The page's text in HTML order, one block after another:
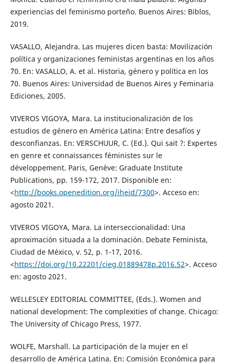
experiencias del feminismo porteño. Buenos Aires: Biblos,
2019.
VASALLO, Alejandra. Las mujeres dicen basta: Movilización
política y organizaciones feministas argentinas en los años
´70. En: VASALLO, A. et al. Historia, género y política en los
´70. Buenos Aires: Universidad de Buenos Aires y Feminaria
Ediciones, 2005.
VIVEROS VIGOYA, Mara. La institucionalización de los
estudios de género en América Latina: Entre desafíos y
desconfianzas. En: VERSCHUUR, C. (Ed.). Qui sait ?: Expertes
en genre et connaissances féministes sur le
développement. Paris, Genève: Graduate Institute
Publications, pp. 159-172, 2017. Disponible en:
<http://books.openedition.org/iheid/7300>. Acceso en:
agosto 2021.
VIVEROS VIGOYA, Mara. La interseccionalidad: Una
aproximación situada a la dominación. Debate Feminista,
Ciudad de México, v. 52, p. 1-17, 2016.
<https://doi.org/10.22201/cieg.01889478p.2016.52>. Acceso
en: agosto 2021.
WELLESLEY EDITORIAL COMMITTEE, (Eds.). Women and
national development: The complexities of change. Chicago:
The University of Chicago Press, 1977.
WOLFE, Marshall. La participación de la mujer en el
desarrollo de América Latina. En: Comisión Económica para